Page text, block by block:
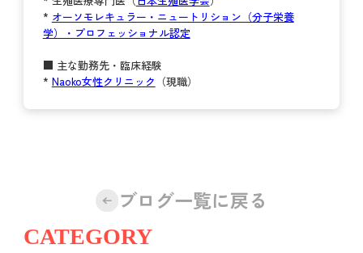
* オーソモレキュラー・ニュートリション（分子栄養
学）・プロフェッショナル認定
■ 主な勤務先・臨床経験
* Naoko女性クリニック （現職）
ブログ一覧に戻る
CATEGORY